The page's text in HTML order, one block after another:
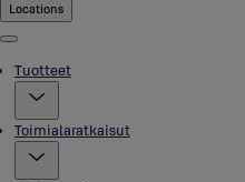
Locations
Menu
Tuotteet
Toimialaratkaisut